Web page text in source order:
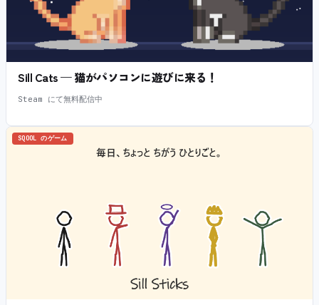
Sill Cats — 猫がパソコンに遊びに来る！
Steam にて無料配信中
SQOOL のゲーム